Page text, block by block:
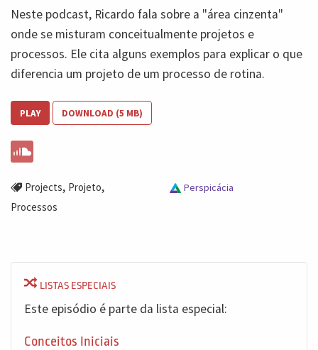
Neste podcast, Ricardo fala sobre a "área cinzenta"
onde se misturam conceitualmente projetos e
processos. Ele cita alguns exemplos para explicar o que
diferencia um projeto de um processo de rotina.
PLAY DOWNLOAD (5 MB)
Projects, Projeto,
Processos
Perspicácia
LISTAS ESPECIAIS
Este episódio é parte da lista especial:
Conceitos Iniciais